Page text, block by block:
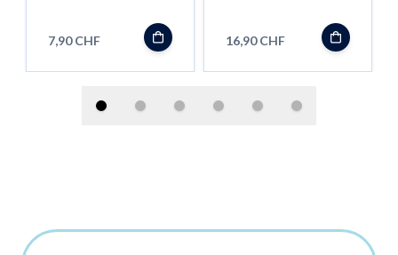
7,90 CHF 16,90 CHF